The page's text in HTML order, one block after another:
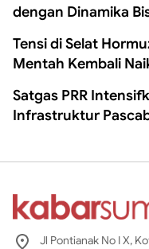
dengan Dinamika
Tensi di Selat
Mentah Kembali
Satgas PRR
Infrastruktur
Jl Pontianak No I X,